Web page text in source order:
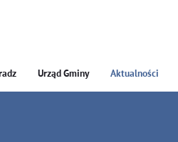
Urząd Gminy Aktualności